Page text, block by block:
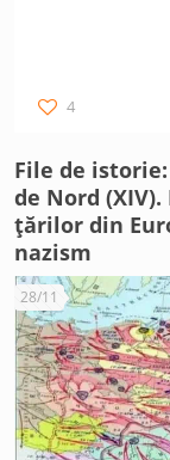
4
File de
de Nord
țărilor din
nazism
28/11